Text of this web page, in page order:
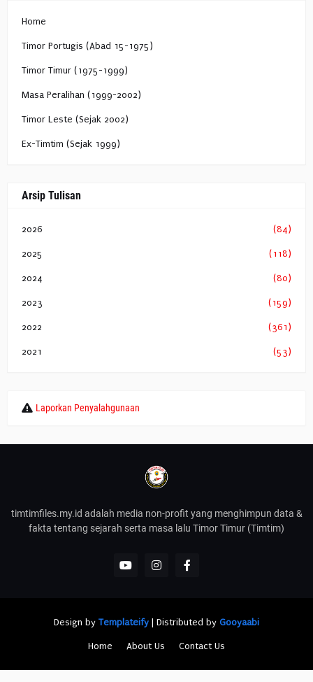
Home
Timor Portugis (Abad 15-1975)
Timor Timur (1975-1999)
Masa Peralihan (1999-2002)
Timor Leste (Sejak 2002)
Ex-Timtim (Sejak 1999)
Arsip Tulisan
2026 (84)
2025 (118)
2024 (80)
2023 (159)
2022 (361)
2021 (53)
Laporkan Penyalahgunaan
timtimfiles.my.id adalah media non-profit yang menghimpun data &
fakta tentang sejarah serta masa lalu Timor Timur (Timtim)
Design by Templateify | Distributed by Gooyaabi
Home About Us Contact Us